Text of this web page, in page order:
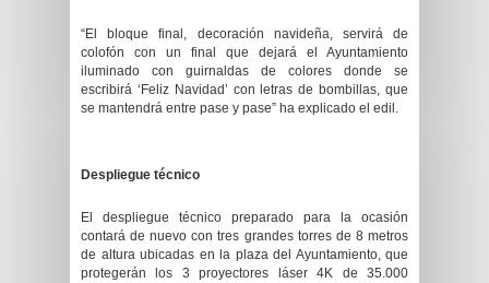
“El bloque final, decoración navideña, servirá de
colofón con un final que dejará el Ayuntamiento
iluminado con guirnaldas de colores donde se
escribirá ‘Feliz Navidad’ con letras de bombillas, que
se mantendrá entre pase y pase” ha explicado el edil.
Despliegue técnico
El despliegue técnico preparado para la ocasión
contará de nuevo con tres grandes torres de 8 metros
de altura ubicadas en la plaza del Ayuntamiento, que
protegerán los 3 proyectores láser 4K de 35.000